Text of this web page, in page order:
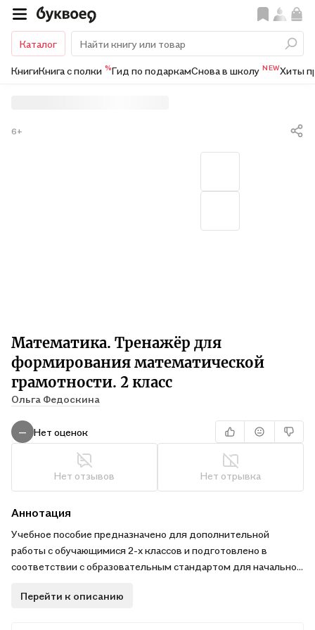
Каталог
КнигиКнига с полки %Гид по подаркамСнова в школу NEWХиты
Математика. Тренажёр для
формирования математической
грамотности. 2 класс
Ольга Федоскина
6+
— Нет оценок
Нет отзывов Нет отрывка
Аннотация
Учебное пособие предназначено для дополнительной
работы с обучающимися 2-х классов и подготовлено в
соответствии с образовательным стандартом для начальной
Перейти к описанию